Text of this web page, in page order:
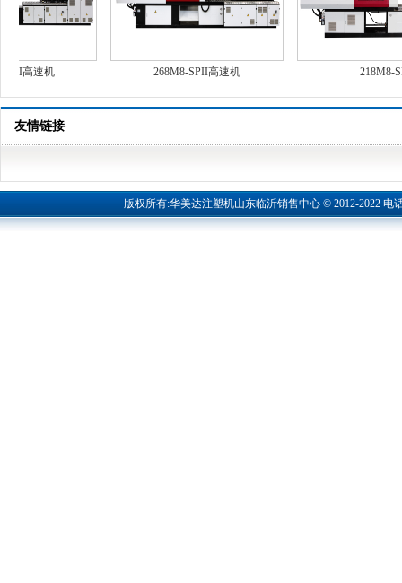
高速机 268M8-SPII高速机 218M8-SP
友情链接
版权所有:华美达注塑机山东临沂销售中心 © 2012-2022 电